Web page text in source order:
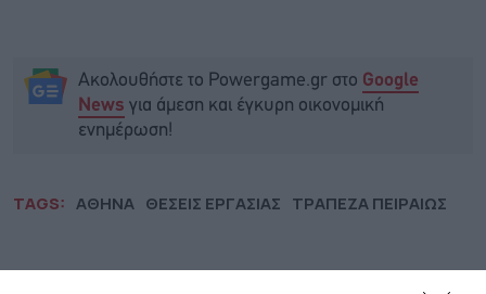
Ακολουθήστε το Powergame.gr στο Google
News για άμεση και έγκυρη οικονομική
ενημέρωση!
TAGS: ΑΘΗΝΑ ΘΕΣΕΙΣ ΕΡΓΑΣΙΑΣ ΤΡΑΠΕΖΑ ΠΕΙΡΑΙΩΣ